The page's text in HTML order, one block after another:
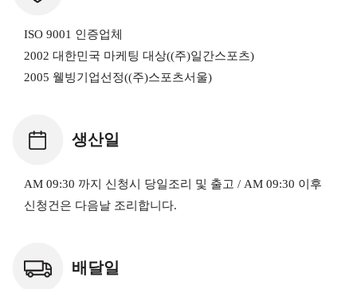
ISO 9001 인증업체
2002 대한민국 마케팅 대상((주)일간스포츠)
2005 웰빙기업선정((주)스포츠서울)
생산일
AM 09:30 까지 신청시 당일조리 및 출고 / AM 09:30 이후
신청건은 다음날 조리합니다.
배달일